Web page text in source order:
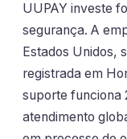
UUPAY investe
segurança. A
Estados Unidos,
registrada em
suporte funciona
atendimento